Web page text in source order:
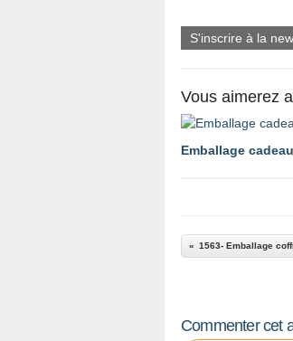
S'inscrire à la
Vous aimerez
Emballage cadeau
Commenter cet